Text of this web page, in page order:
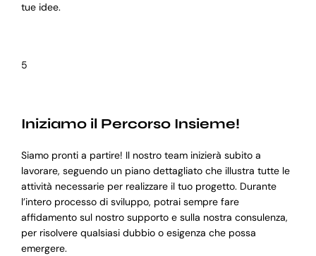
tue idee.
5
Iniziamo il Percorso Insieme!
Siamo pronti a partire! Il nostro team inizierà subito a
lavorare, seguendo un piano dettagliato che illustra tutte le
attività necessarie per realizzare il tuo progetto. Durante
l’intero processo di sviluppo, potrai sempre fare
affidamento sul nostro supporto e sulla nostra consulenza,
per risolvere qualsiasi dubbio o esigenza che possa
emergere.